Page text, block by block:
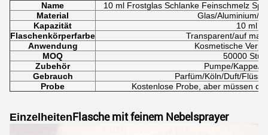
Name
10 ml Frostglas Schlanke Feinschmelz
Material
Glas/Aluminium/
Kapazität
10 ml
Flaschenkörperfarbe
Transparent/auf
Anwendung
Kosmetische
MOQ
50000
Zubehör
Pumpe/Kappe/
Gebrauch
Parfüm/Köln/Duft/
Probe
Kostenlose Probe, aber müssen
EinzelheitenFlasche mit feinem Nebelsprayer